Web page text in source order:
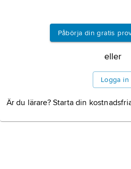
Information om
Påbörja din gratis
eller
Logga in
Är du lärare? Starta din